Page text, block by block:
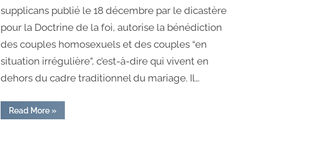
supplicans publié le 18 décembre par le dicastère
pour la Doctrine de la foi, autorise la bénédiction
des couples homosexuels et des couples “en
situation irrégulière”, c’est-à-dire qui vivent en
dehors du cadre traditionnel du mariage. Il…
Read More »